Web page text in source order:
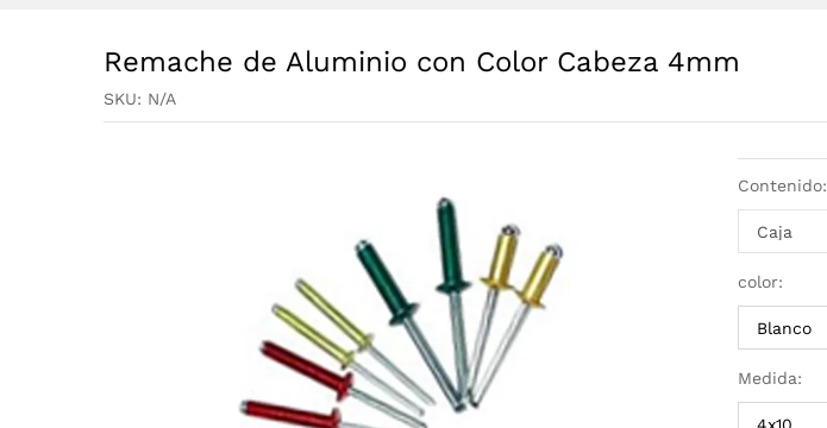
Remache de Aluminio con Color Cabeza 4mm
SKU: N/A
Contenido:
color:
Medida: